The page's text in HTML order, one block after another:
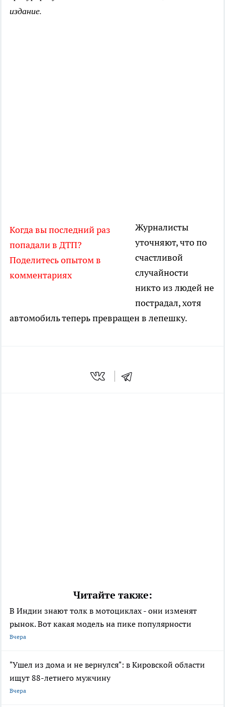
издание.
Когда вы последний раз
попадали в ДТП?
Поделитесь опытом в
комментариях
Журналисты
уточняют, что по
счастливой
случайности
никто из людей не
пострадал, хотя
автомобиль теперь превращен в лепешку.
Читайте также:
В Индии знают толк в мотоциклах - они изменят
рынок. Вот какая модель на пике популярности
Вчера
"Ушел из дома и не вернулся": в Кировской области
ищут 88-летнего мужчину
Вчера